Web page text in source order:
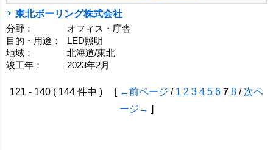
東北ボーリング株式会社
分野：
オフィス・庁舎
目的・用途：
LED照明
地域：
北海道/東北
竣工年：
2023年2月
121 - 140 ( 144 件中 ) [ ←前ページ / 1 2 3 4 5 6 7 8 / 次ペ
ージ→ ]